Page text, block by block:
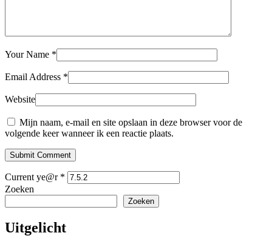
Your Name *
Email Address *
Website
Mijn naam, e-mail en site opslaan in deze browser voor de
volgende keer wanneer ik een reactie plaats.
Submit Comment
Current ye@r *
Zoeken
Zoeken
Uitgelicht